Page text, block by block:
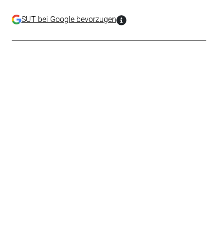
SUT bei Google bevorzugen